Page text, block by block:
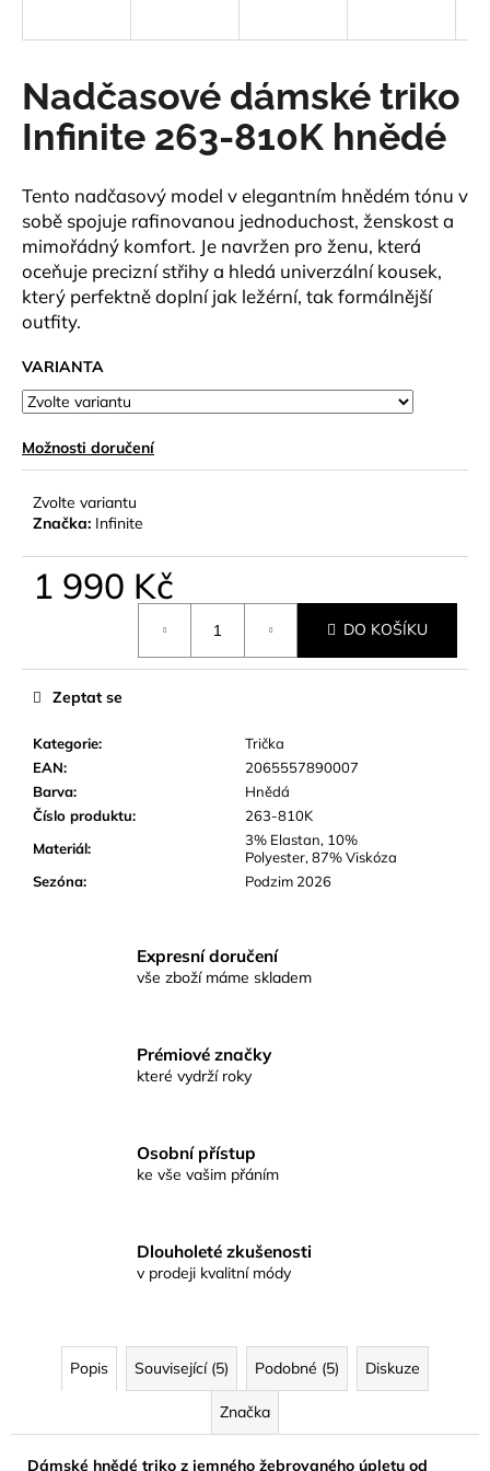
Nadčasové dámské triko
Infinite 263-810K hnědé
Tento nadčasový model v elegantním hnědém tónu v
sobě spojuje rafinovanou jednoduchost, ženskost a
mimořádný komfort. Je navržen pro ženu, která
oceňuje precizní střihy a hledá univerzální kousek,
který perfektně doplní jak ležérní, tak formálnější
outfity.
VARIANTA
Možnosti doručení
Zvolte variantu
Značka: Infinite
1 990 Kč
DO KOŠÍKU
Kategorie:
Trička
EAN:
2065557890007
Barva:
Hnědá
Číslo produktu:
263-810K
Materiál:
3% Elastan, 10%
Polyester, 87% Viskóza
Sezóna: Podzim 2026
Zeptat se
Expresní doručení
vše zboží máme skladem
Prémiové značky
které vydrží roky
Osobní přístup
ke vše vašim přáním
Dlouholeté zkušenosti
v prodeji kvalitní módy
Popis Související (5) Podobné (5) Diskuze
Značka
Dámské hnědé triko z jemného žebrovaného úpletu od
í
t
?
HLEDAT
o
p
o
r
u
č
u
m